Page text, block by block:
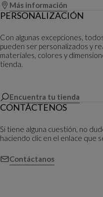
Más información
PERSONALIZACIÓN
Con algunas excepciones,
pueden ser personalizados y
materiales, colores y
tienda.
Encuentra tu tienda
CONTÁCTENOS
Si tiene alguna cuestión, no
haciendo clic en el enlace que
Contáctanos